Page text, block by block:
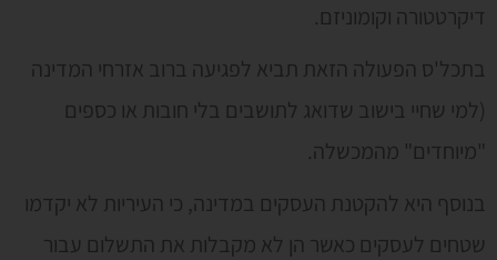
דיקרטטורה וקומוניזם.
בתכל'ס הפעולה הזאת תביא לפגיעה ברוב אזרחי המדינה
(למי שחיי בישוב שדואג לתושבים בלי חובות או כספים
"מיוחדים" מהמכשלה.
בנוסף היא להקטנת העסקים במדינה, כי העיריות לא יקדמו
שטחים לעסקים כאשר הן לא מקבלות את התשלום עבור